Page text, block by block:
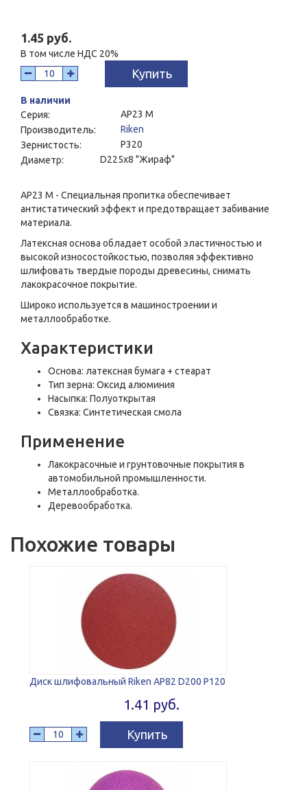
1.45 руб.
В том числе НДС 20%
Купить
В наличии
Серия:
AP23 M
Производитель:
Riken
Зернистость:
P320
Диаметр:
D225x8 "Жираф"
AP23 M - Специальная пропитка обеспечивает
антистатический эффект и предотвращает забивание
материала.
Латексная основа обладает особой эластичностью и
высокой износостойкостью, позволяя эффективно
шлифовать твердые породы древесины, снимать
лакокрасочное покрытие.
Широко используется в машиностроении и
металлообработке.
Характеристики
Основа: латексная бумага + стеарат
Тип зерна: Оксид алюминия
Насыпка: Полуоткрытая
Связка: Синтетическая смола
Применение
Лакокрасочные и грунтовочные покрытия в
автомобильной промышленности.
Металлообработка.
Деревообработка.
Похожие товары
Диск шлифовальный Riken AP82 D200 P120
1.41 руб.
Купить